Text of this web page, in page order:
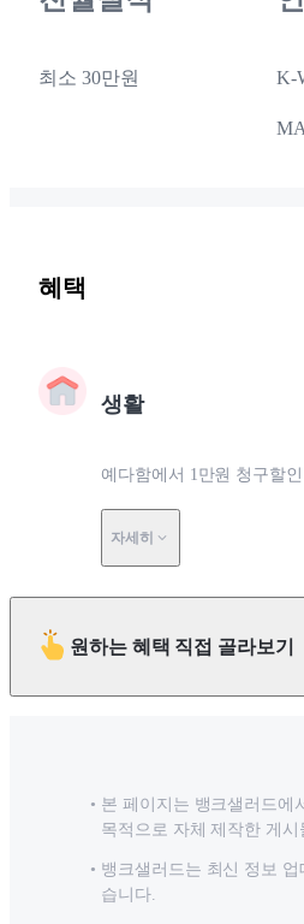
최소 30만원 K-
혜택
생활
예다함에서 1만원 청구할인
자세히
원하는 혜택 직접 골라보기
본 페이지는 뱅크샐러드에
목적으로 자체 제작한 게시
뱅크샐러드는 최신 정보
습니다.